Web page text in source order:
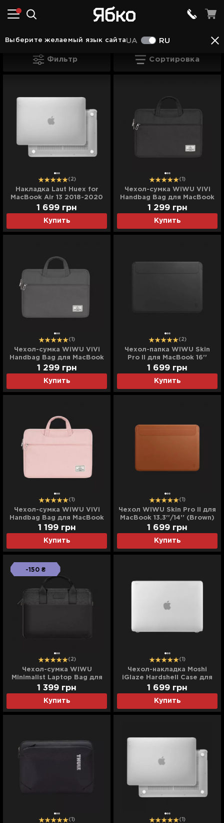
Выберите желаемый язык сайтаUA RU
Аксессуары в Стрыю Аксессуары для Mac в
Чехлы для MacBook в Стрыю
Фильтр Сортировка
(2)
Накладка Laut Huex for
MacBook Air 13 2018-2020
(Frost)
Купить
1 699 грн
(1)
Чехол-сумка WiWU ViVi
Handbag Bag для MacBook
13,3/14 (Black)
Купить
1 299 грн
(1)
Чехол-сумка WiWU ViVi
Handbag Bag для MacBook
13,3/14 (Gray)
Купить
1 299 грн
(2)
Чехол-папка WIWU Skin
Pro II для MacBook 16''
(2021/2023) (Black)
Купить
1 699 грн
(1)
Чехол-сумка WiWU ViVi
Handbag Bag для MacBook
13,3/14 (Pink)
Купить
1 199 грн
(1)
Чехол WIWU Skin Pro II для
MacBook 13.3''/14'' (Brown)
Купить
1 699 грн
-150 ₴
(2)
Чехол-сумка WiWU
Minimalist Laptop Bag для
MacBook 13/14" (Black)
Купить
1 399 грн
(1)
Чехол-накладка Moshi
iGlaze Hardshell Case для
MacBook Pro 13 (2016-
2020) (Stealth Clear)
Купить
1 699 грн
(1) (1)